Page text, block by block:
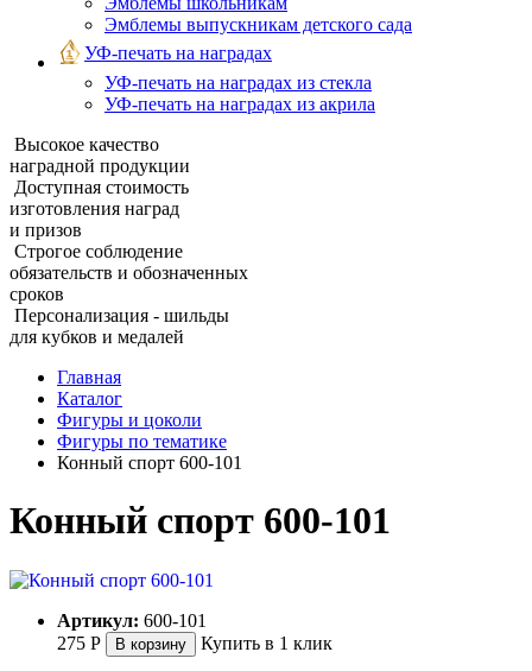
Эмблемы выпускникам детского сада
УФ-печать на наградах
УФ‑печать на наградах из стекла
УФ-печать на наградах из акрила
Высокое качество
наградной продукции
Доступная стоимость
изготовления наград
и призов
Строгое соблюдение
обязательств и обозначенных
сроков
Персонализация - шильды
для кубков и медалей
Главная
Каталог
Фигуры и цоколи
Фигуры по тематике
Конный спорт 600‑101
Конный спорт 600‑101
Артикул: 600-101
275 Р В корзину Купить в 1 клик